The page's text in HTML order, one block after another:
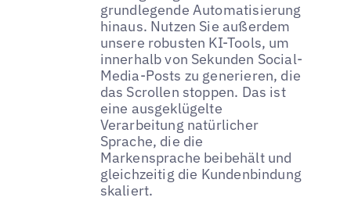
grundlegende Automatisierung
hinaus. Nutzen Sie außerdem
unsere robusten KI-Tools, um
innerhalb von Sekunden Social-
Media-Posts zu generieren, die
das Scrollen stoppen. Das ist
eine ausgeklügelte
Verarbeitung natürlicher
Sprache, die die
Markensprache beibehält und
gleichzeitig die Kundenbindung
skaliert.